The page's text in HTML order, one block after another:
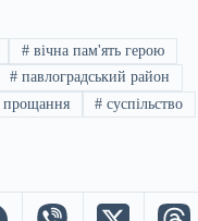
#вічна пам'ять герою
#павлоградський район
# суспільство